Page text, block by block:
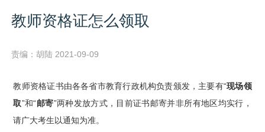
教师资格证怎么领取
责编：胡陆 2021-09-09
教师资格证书由各各省市教育行政机构负责颁发，主要有“现场领
取”和“邮寄”两种发放方式，目前证书邮寄并非所有地区均实行，
请广大考生以通知为准。